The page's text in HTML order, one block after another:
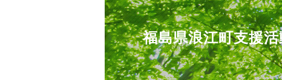
福島県浪江町支援活